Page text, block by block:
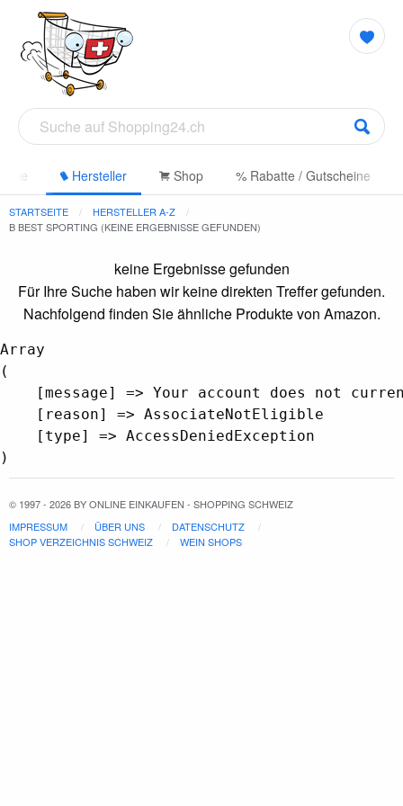
Hersteller Shop % Rabatte / Gutscheine
STARTSEITE
HERSTELLER A-Z
B BEST SPORTING (KEINE ERGEBNISSE GEFUNDEN)
keine Ergebnisse gefunden
Für Ihre Suche haben wir keine direkten Treffer gefunden.
Nachfolgend finden Sie ähnliche Produkte von Amazon.
Array
(
[message] => Your account does not
    [reason] => AssociateNotEligible
    [type] => AccessDeniedException
© 1997 - 2026 BY ONLINE EINKAUFEN - SHOPPING SCHWEIZ
IMPRESSUM
ÜBER UNS
DATENSCHUTZ
SHOP VERZEICHNIS SCHWEIZ
WEIN SHOPS